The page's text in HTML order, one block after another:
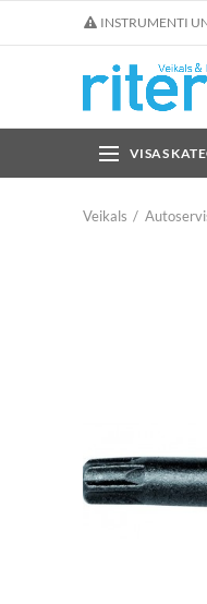
INSTRUMENTI
VISAS
Veikals